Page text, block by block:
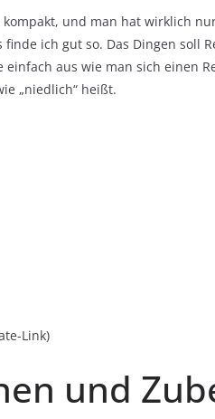
kompakt, und man hat wirklich
finde ich gut so. Das Dingen soll
aus wie man sich einen
„niedlich“ heißt.
Link)
und